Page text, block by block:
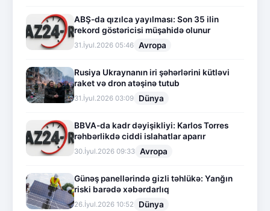
ABŞ-da qızılca yayılması: Son 35 ilin
rekord göstəricisi müşahidə olunur
31.İyul.2026 05:46 Avropa
Rusiya Ukraynanın iri şəhərlərini kütləvi
raket və dron atəşinə tutub
31.İyul.2026 03:09 Dünya
BBVA-da kadr dəyişikliyi: Karlos Torres
rəhbərlikdə ciddi islahatlar aparır
30.İyul.2026 09:33 Avropa
Günəş panellərində gizli təhlükə: Yanğın
riski barədə xəbərdarlıq
26.İyul.2026 10:52 Dünya